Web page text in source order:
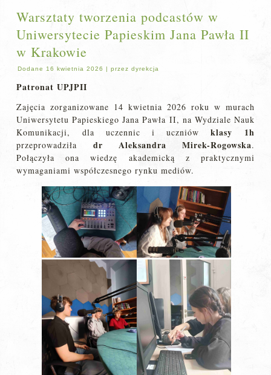
Warsztaty tworzenia podcastów w
Uniwersytecie Papieskim Jana Pawła II
w Krakowie
Dodane 16 kwietnia 2026 |przez dyrekcja
Patronat UPJPII
Zajęcia zorganizowane 14 kwietnia 2026 roku w murach
Uniwersytetu Papieskiego Jana Pawła II, na Wydziale Nauk
Komunikacji, dla uczennic i uczniówklasy 1h
przeprowadziła dr Aleksandra Mirek-Rogowska.
Połączyła ona wiedzę akademicką z praktycznymi
wymaganiami współczesnego rynku mediów.